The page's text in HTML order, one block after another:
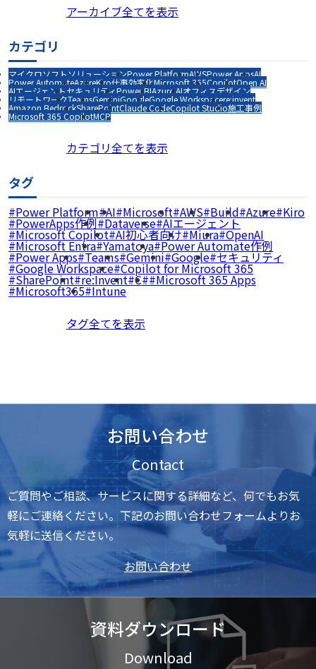
アーカイブ全てを表示
カテゴリ
マイクロソフトソリューションPower PlatformAWSPower AppsAI
Power AutomateAzureKiro仕事効率化Microsoft 365CopilotOpen AI
AIエージェントセキュリティPower BIAzure AIオフィスデザイン
リモートワークTeamsGeminiGoogleGoogle Workspacere:invent
Amazon BedrockSharePointClaude CodeCopilot Studio施工事例
Microsoft 365 CopilotMCP
カテゴリ全てを表示
タグ
Power Platform AI Microsoft AWS Build Azure Kiro
PowerApps作例 Dataverse AIエージェント
Microsoft Copilot AI初心者向け Miura OpenAI
Microsoft Entra Yamatoya Power Automate作例
Power Apps Teams Gemini Google セキュリティ
Google Workspace Copilot for Microsoft 365
SharePoint re:Invent C# Microsoft 365 Apps
Microsoft365 Intune
タグ全てを表示
お問い合わせ
Contact
ご質問やご相談、サービスに関する詳細など、何でもお気
軽にご連絡ください。下記のお問い合わせフォームよりお
気軽に送信ください。
お問い合わせ
資料ダウンロード
Download